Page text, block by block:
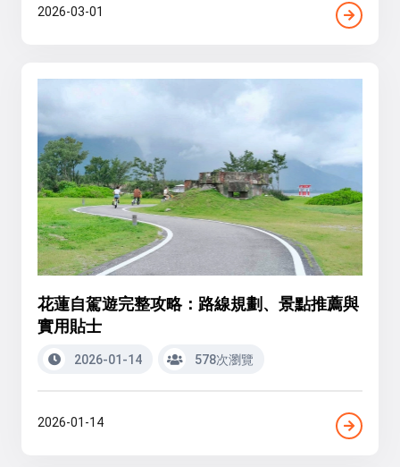
2026-03-01
花蓮自駕遊完整攻略：路線規劃、景點推薦與
實用貼士
2026-01-14 578次瀏覽
2026-01-14